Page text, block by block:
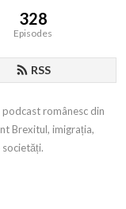
328
Episodes
RSS
românesc din
Brexitul, imigrația,